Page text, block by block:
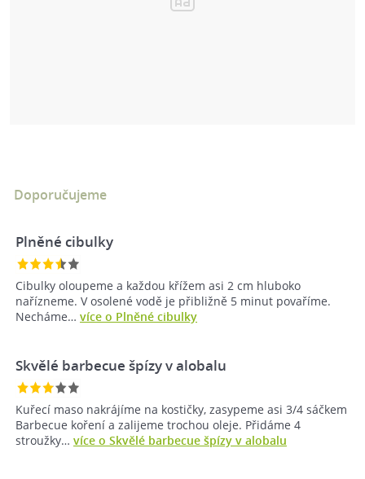
Doporučujeme
Plněné cibulky
Cibulky oloupeme a každou křížem asi 2 cm hluboko
nařízneme. V osolené vodě je přibližně 5 minut povaříme.
Necháme… více o Plněné cibulky
Skvělé barbecue špízy v alobalu
Kuřecí maso nakrájíme na kostičky, zasypeme asi 3/4 sáčkem
Barbecue koření a zalijeme trochou oleje. Přidáme 4
stroužky… více o Skvělé barbecue špízy v alobalu